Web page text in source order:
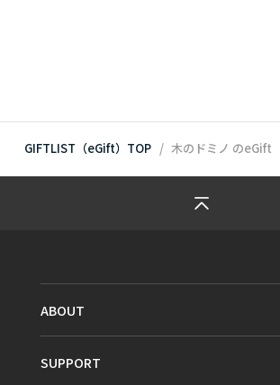
GIFTLIST（eGift）TOP 木のドミノ のeGift
ABOUT
SUPPORT